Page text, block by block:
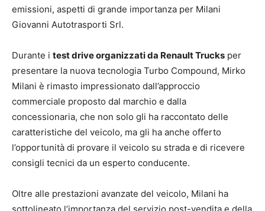
emissioni, aspetti di grande importanza per Milani
Giovanni Autotrasporti Srl.
Durante i test drive organizzati da Renault Trucks per
presentare la nuova tecnologia Turbo Compound, Mirko
Milani è rimasto impressionato dall’approccio
commerciale proposto dal marchio e dalla
concessionaria, che non solo gli ha raccontato delle
caratteristiche del veicolo, ma gli ha anche offerto
l’opportunità di provare il veicolo su strada e di ricevere
consigli tecnici da un esperto conducente.
Oltre alle prestazioni avanzate del veicolo, Milani ha